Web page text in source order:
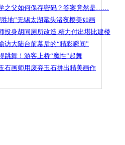
之父如何保存密码？答案竟然是……
地”无锡太湖鼋头渚夜樱美如画
投身胡同厕所改造 精力付出堪比建楼
访大陆台前幕后的“精彩瞬间”
跳舞！游客上桥“魔性”起舞
石画师用废弃玉石拼出精美画作